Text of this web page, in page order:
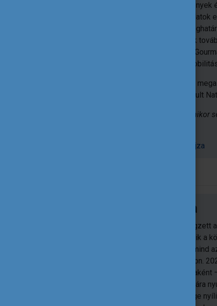
részt: képzési és kimeneti követelmények
fejlesztésénél vezető szakértői feladatok
digitáliskompetencia-készletének
szakértői feladatok ellátása; tréningek
dolgozó oktatók számára. Jelenleg a
vesz részt nemzetközi projektek -
Az ECVET szakértői hálózatban annak
folytatta a munkát az újonnan megalakult
„Csak két nap van az évben,
Palencsárné Kasza Marianna önéletrajza
dr. Pusztai Zsuzsanna
Dr. Pusztai Zsuzsanna jogászként végzett
Jogtudományi Karán. 2011 óta dolgozik a
területén, ahol tapasztalatotszerzett mind
jogalkotói, szakpolitikai irányítói oldalon.
Képzéstámogató Központ
intézmények vezetői és oktatói számára
tevékenységen keresztül – lehetősége